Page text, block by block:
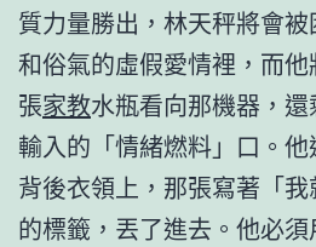
質力量勝出，林天秤將會
和俗氣的虛假愛情裡，而他
張家教水瓶看向那機器，
輸入的「情緒燃料」口。
背後衣領上，那張寫著「我
的標籤，丟了進去。他必